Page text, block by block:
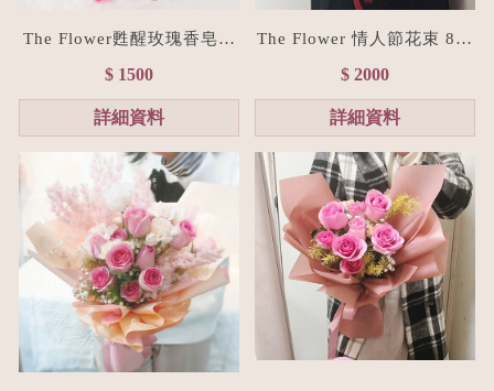
The Flower甦醒玫瑰香皂花
束(贈禮物提袋/全台宅配）
浪漫粉
$ 1500
詳細資料
The Flower 情人節花束 8朵
經典紅玫瑰花束(台北花店/
花禮訂製)
$ 2000
詳細資料